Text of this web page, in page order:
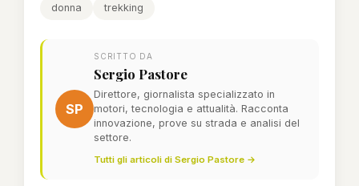
donna trekking
SP
SCRITTO DA
Sergio Pastore
Direttore, giornalista specializzato in
motori, tecnologia e attualità. Racconta
innovazione, prove su strada e analisi del
settore.
Tutti gli articoli di Sergio Pastore →